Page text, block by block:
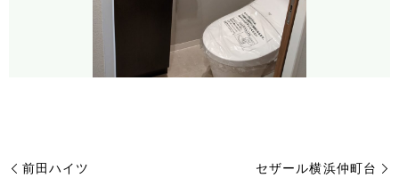
前田ハイツ セザール横浜仲町台